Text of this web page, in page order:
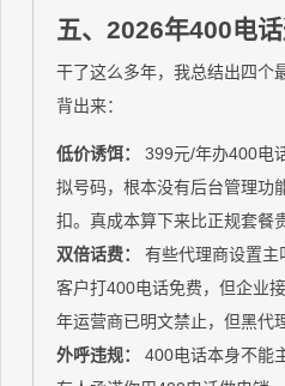
五、2026年400电
干了这么多年，我总结出四个
背出来：
低价诱饵：
399元/年办400电
拟号码，根本没有后台管理功
扣。真成本算下来比正规套餐
双倍话费：
有些代理商设置主
客户打400电话免费，但企业
年运营商已明文禁止，但黑代
外呼违规：
400电话本身不能